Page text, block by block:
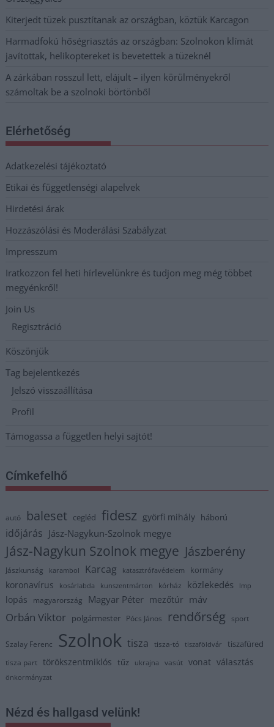
Kiterjedt tüzek pusztítanak az országban, köztük Karcagon
Harmadfokú hőségriasztás az országban: Szolnokon klímát
javítottak, helikoptereket is bevetettek a tüzeknél
A zárkában rosszul lett, elájult – ilyen körülményekről
számoltak be a szolnoki börtönből
Elérhetőség
Adatkezelési tájékoztató
Etikai és függetlenségi alapelvek
Hirdetési árak
Hozzászólási és Moderálási Szabályzat
Impresszum
Iratkozzon fel heti hírlevelünkre és tudjon meg még többet
megyénkről!
Join Us
Regisztráció
Köszönjük
Tag bejelentkezés
Jelszó visszaállítása
Profil
Támogassa a független helyi sajtót!
Címkefelhő
autó baleset cegléd fidesz györfi mihály háború
időjárás Jász-Nagykun-Szolnok megye
Jász-Nagykun Szolnok megye Jászberény
Jászkunság karambol Karcag katasztrófavédelem kormány
koronavírus kosárlabda kunszentmárton kórház közlekedés lmp
lopás magyarország Magyar Péter mezőtúr máv
Orbán Viktor polgármester Pócs János rendőrség sport
Szalay Ferenc Szolnok tisza tisza-tó tiszaföldvár tiszafüred
tisza part törökszentmiklós tűz ukrajna vasút vonat választás
önkormányzat
Nézd és hallgasd velünk!